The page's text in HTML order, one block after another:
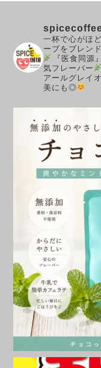
一杯で心がほ
ーブをブレン
『医食同源
気フレーバー
アールグレイ
美にも◎